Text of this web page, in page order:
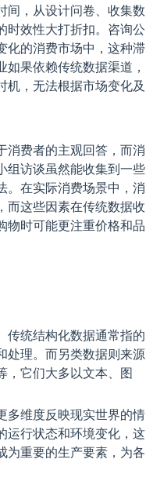
间，从设计问卷、收集数
时效性大打折扣。咨询公
化的消费市场中，这种滞
果依赖传统数据渠道，
，无法根据市场变化及
消费者的主观回答，而消
组访谈虽然能收集到一些
。在实际消费场景中，消
而这些因素在传统数据收
物时可能更注重价格和品
传统结构化数据通常指的
处理。而另类数据则来源
，它们大多以文本、图
多维度反映现实世界的情
运行状态和环境变化，这
为重要的生产要素，为各